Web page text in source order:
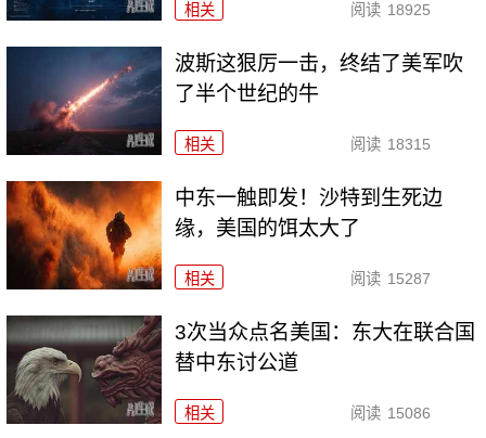
相关 阅读 18925
波斯这狠厉一击，终结了美军吹
了半个世纪的牛
相关 阅读 18315
中东一触即发！沙特到生死边
缘，美国的饵太大了
相关 阅读 15287
3次当众点名美国：东大在联合国
替中东讨公道
相关 阅读 15086